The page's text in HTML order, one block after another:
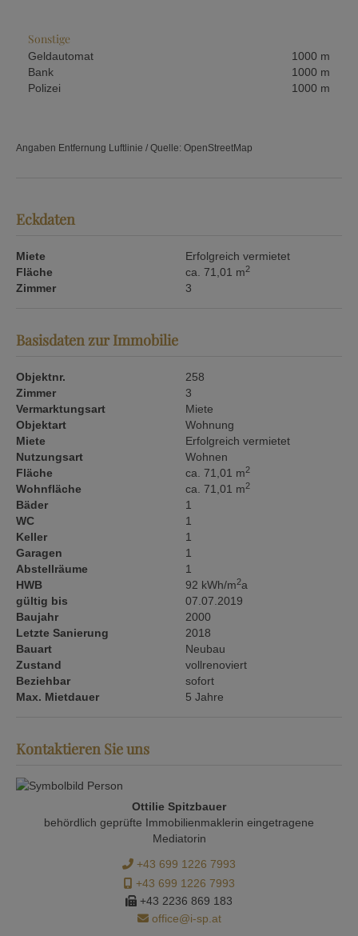
Sonstige
Geldautomat
1000 m
Bank
1000 m
Polizei
1000 m
Angaben Entfernung Luftlinie / Quelle: OpenStreetMap
Eckdaten
Miete
Erfolgreich vermietet
Fläche
ca. 71,01 m2
Zimmer 3
Basisdaten zur Immobilie
Objektnr.
258
Zimmer
3
Vermarktungsart
Miete
Objektart
Wohnung
Miete
Erfolgreich vermietet
Nutzungsart
Wohnen
Fläche
ca. 71,01 m2
Wohnfläche ca. 71,01 m2
Bäder
1
WC
1
Keller
1
Garagen
1
Abstellräume
1
HWB
92 kWh/m2a
gültig bis
07.07.2019
Baujahr
2000
Letzte Sanierung
2018
Bauart
Neubau
Zustand
vollrenoviert
Beziehbar
sofort
Max. Mietdauer
5 Jahre
Kontaktieren Sie uns
Ottilie Spitzbauer
behördlich geprüfte Immobilienmaklerin eingetragene
Mediatorin
+43 699 1226 7993
+43 699 1226 7993
+43 2236 869 183
office@i-sp.at